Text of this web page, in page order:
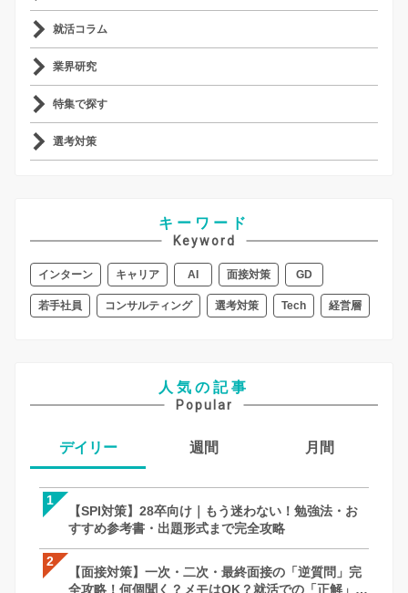
就活コラム
業界研究
特集で探す
選考対策
キーワード
Keyword
インターン キャリア AI 面接対策 GD
若手社員 コンサルティング 選考対策 Tech 経営層
人気の記事
Popular
デイリー
1
【SPI対策】28卒向け｜もう迷わない！勉強法・お
すすめ参考書・出題形式まで完全攻略
2
【面接対策】一次・二次・最終面接の「逆質問」完
全攻略！何個聞く？メモはOK？就活での「正解」を
週間
【SPI対策】28卒向け｜もう迷わない！
すすめ参考書・出題形式まで完全攻略
【面接対策】一次・二次・最終面接の「
全攻略！何個聞く？メモはOK？就活での
月間
【面接対策】一次・二次・最終面接の「
全攻略！何個聞く？メモはOK？就活での
徹底解説｜27卒・28卒向け
【SPI対策】28卒向け｜もう迷わない！
すすめ参考書・出題形式まで完全攻略